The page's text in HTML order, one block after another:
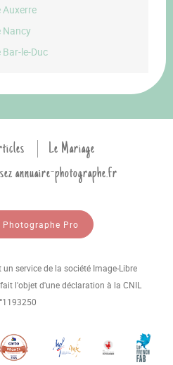
Nancy
le-Duc
Le Mariage
annuaire-photographe.fr
Pro
service de la société Image-Libre
l'objet d'une déclaration à la CNIL